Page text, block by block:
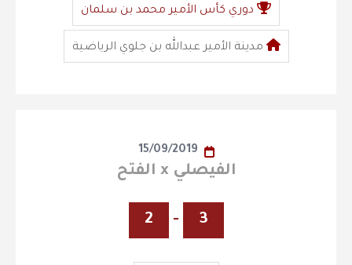
دوري كأس الأمير محمد بن سلمان
مدينة الأمير عبدالله بن جلوي الرياضية
15/09/2019
الفيصلي x الفتح
3
-
2